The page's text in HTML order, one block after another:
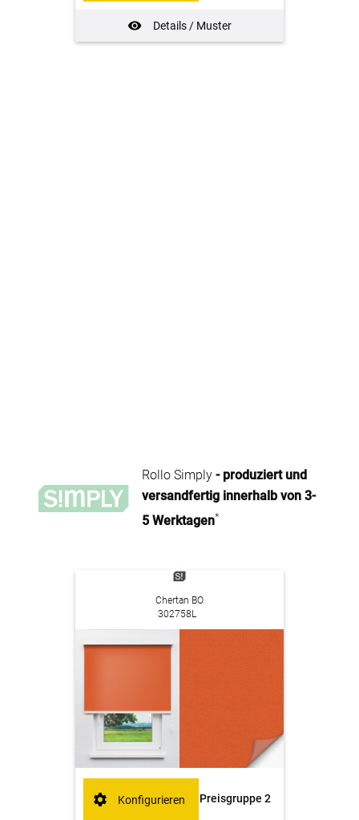
Details / Muster
Rollo Simply- produziert und
versandfertig innerhalb von 3-
5 Werktagen*
Chertan BO
302758L
Preisgruppe 2
Konfigurieren